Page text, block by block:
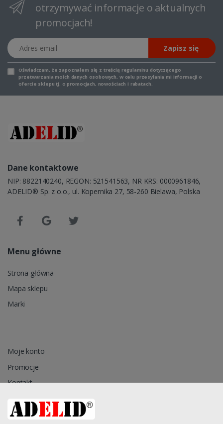
otrzymywać informacje o aktualnych
promocjach!
Adres email
Zapisz się
Oświadczam, że zapoznałem się z treścią regulaminu dotyczącego
przetwarzania moich danych osobowych, w celu przesyłania mi informacji o
ofercie sklepu tj. o promocjach, nowościach i rabatach.
Dane kontaktowe
NIP: 8822140240, REGON: 521541563, NR KRS: 0000961846,
ADELID® Sp. z o.o., ul. Kopernika 27, 58-260 Bielawa, Polska
Menu główne
Strona główna
Mapa sklepu
Marki
Moje konto
Promocje
Kontakt